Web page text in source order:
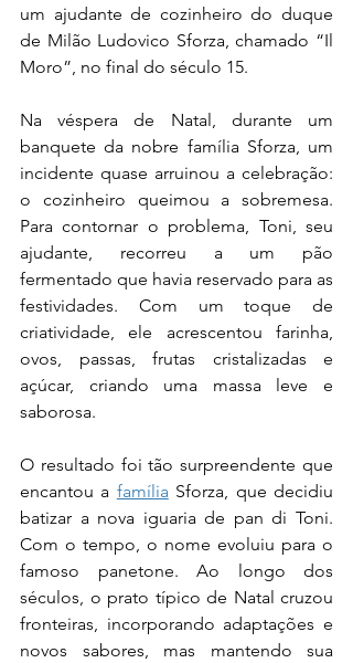
um ajudante de cozinheiro do duque
de Milão Ludovico Sforza, chamado “Il
Moro”, no final do século 15.
Na véspera de Natal, durante um
banquete da nobre família Sforza, um
incidente quase arruinou a celebração:
o cozinheiro queimou a sobremesa.
Para contornar o problema, Toni, seu
ajudante, recorreu a um pão
fermentado que havia reservado para as
festividades. Com um toque de
criatividade, ele acrescentou farinha,
ovos, passas, frutas cristalizadas e
açúcar, criando uma massa leve e
saborosa.
O resultado foi tão surpreendente que
encantou a família Sforza, que decidiu
batizar a nova iguaria de pan di Toni.
Com o tempo, o nome evoluiu para o
famoso panetone. Ao longo dos
séculos, o prato típico de Natal cruzou
fronteiras, incorporando adaptações e
novos sabores, mas mantendo sua